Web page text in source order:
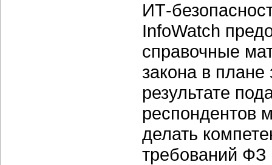
ИТ-
InfoWatch
справочные
закона в
результате
респондентов
делать
требований